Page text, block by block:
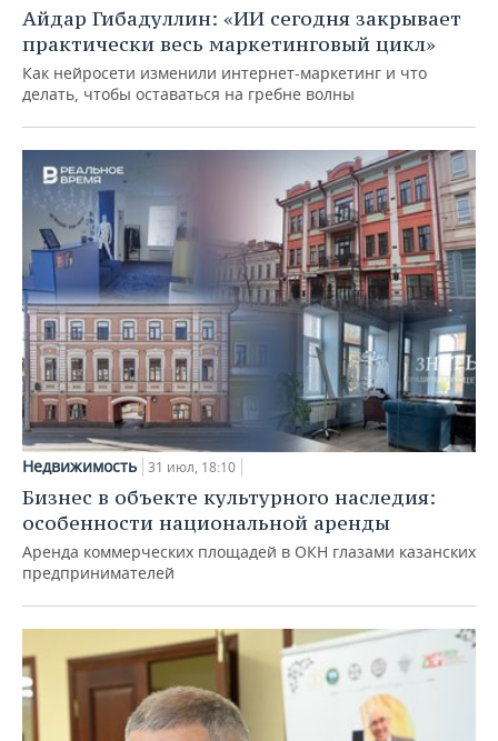
Айдар Гибадуллин: «ИИ сегодня закрывает
практически весь маркетинговый цикл»
Как нейросети изменили интернет-маркетинг и что
делать, чтобы оставаться на гребне волны
Недвижимость 31 июл, 18:10
Бизнес в объекте культурного наследия:
особенности национальной аренды
Аренда коммерческих площадей в ОКН глазами казанских
предпринимателей